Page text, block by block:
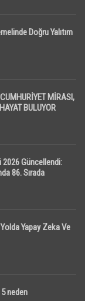
Doğru Yalıtım
MİRASI,
BULUYOR
Güncellendi:
86. Sırada
Yapay Zeka Ve
neden